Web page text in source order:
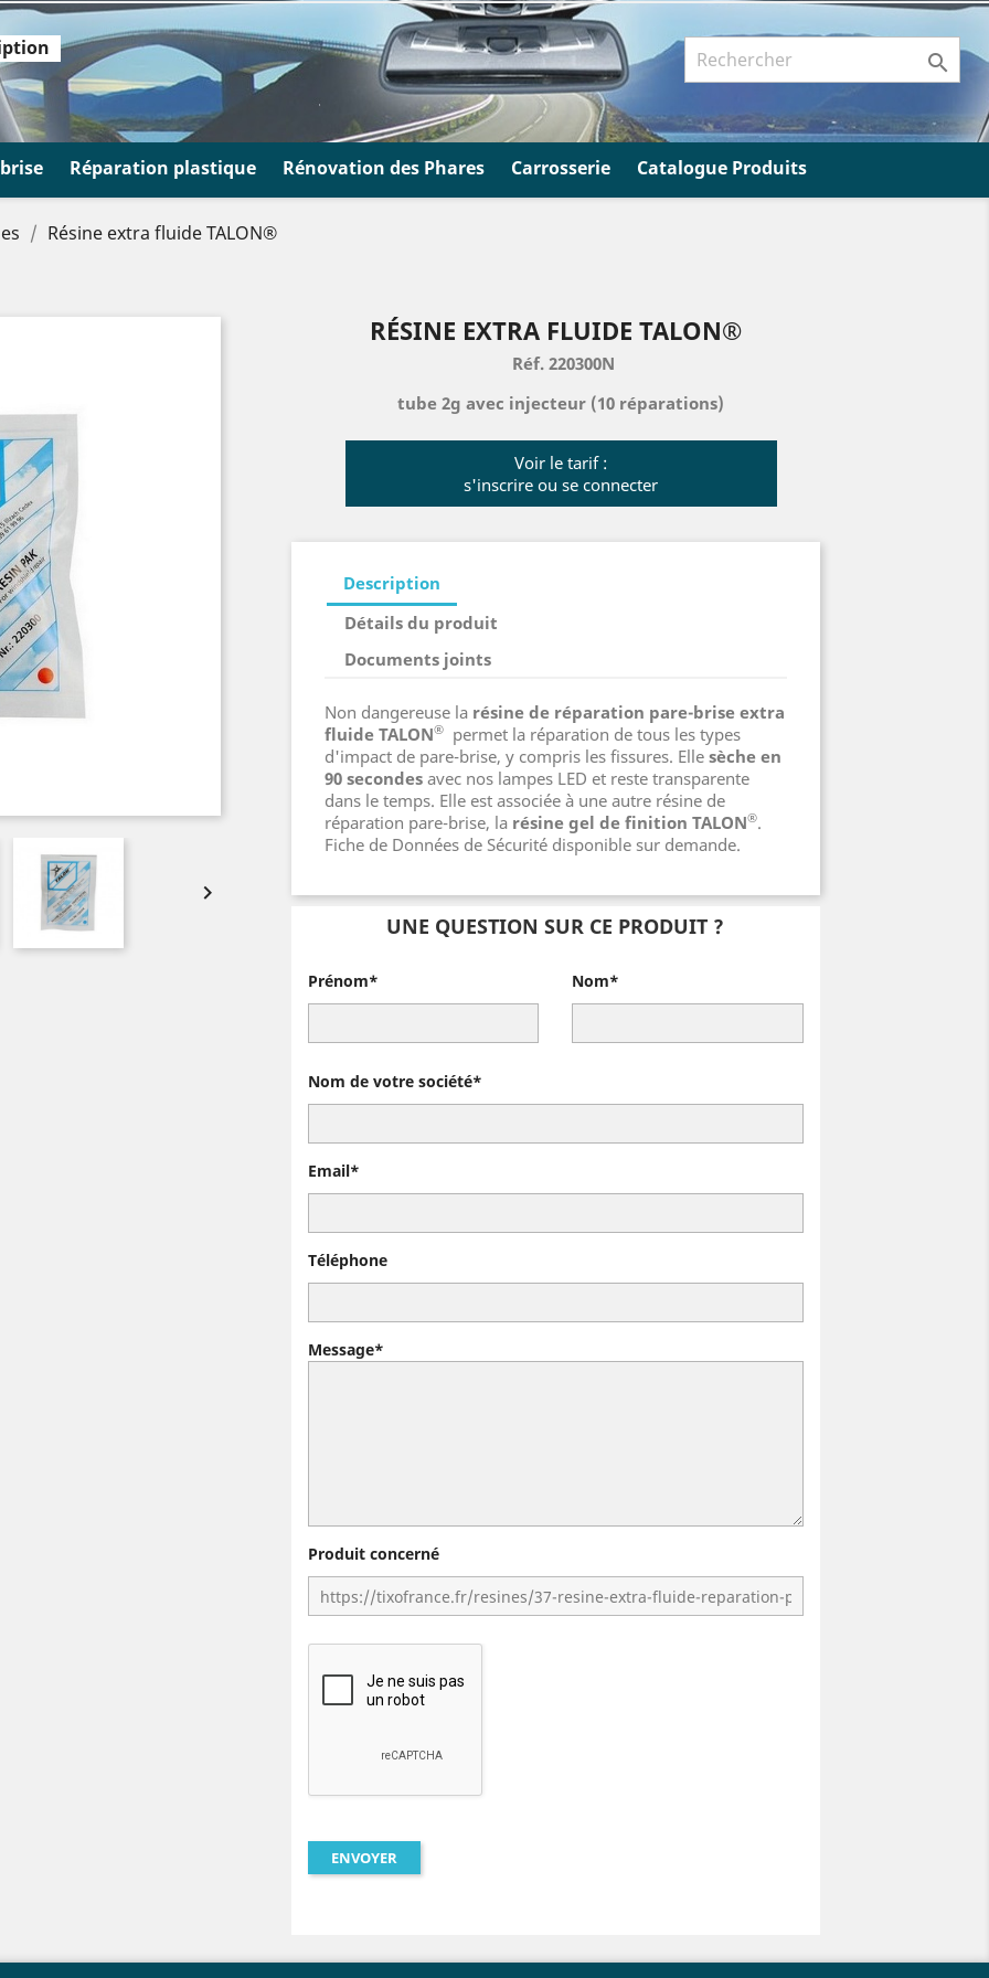

Réparation plastique Rénovation des Phares Carrosserie Catalogue Produits
Résine extra fluide TALON®

RÉSINE EXTRA FLUIDE TALON®
Réf. 220300N
tube 2g avec injecteur (10 réparations)
Voir le tarif :
s'inscrire ou se connecter
Description
Détails du produit
Documents joints
Non dangereuse la résine de réparation pare-brise extra
fluide TALON®permet la réparation de tous les types
d'impact de pare-brise, y compris les fissures. Elle sèche en
90 secondesavec nos lampes LED et reste transparente
dans le temps. Elle est associée à une autre résine de
réparation pare-brise, la résine gel de finition TALON®.
Fiche de Données de Sécurité disponible sur demande.
UNE QUESTION SUR CE PRODUIT ?
Prénom* Nom*
Nom de votre société*
Email*
Téléphone
Message*
Produit concerné